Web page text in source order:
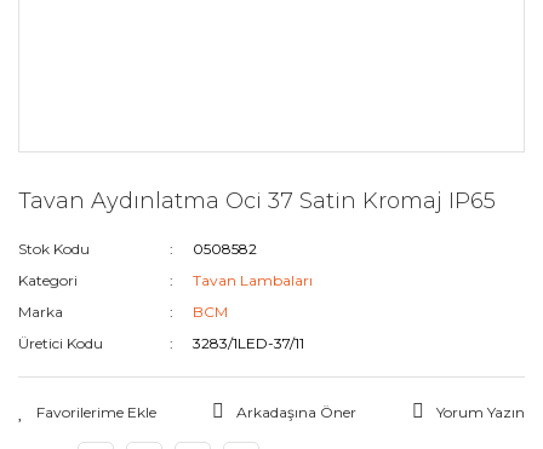
Tavan Aydınlatma Oci 37 Satin Kromaj IP65
Stok Kodu
0508582
Kategori
Tavan Lambaları
Marka
BCM
Üretici Kodu
3283/1LED-37/11
Arkadaşına Öner Yorum Yazın